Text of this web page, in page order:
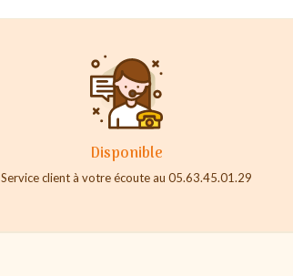
Disponible
Service client à votre écoute au 05.63.45.01.29